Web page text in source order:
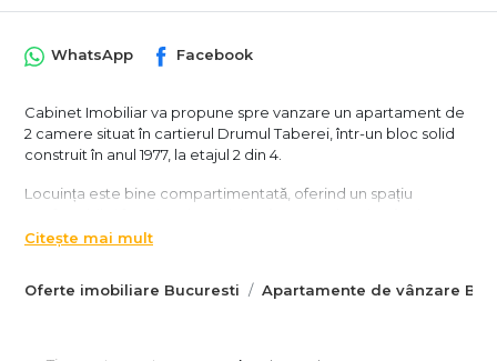
Oferte imobiliare Bucuresti Apartamente de vânzare
WhatsApp Facebook
Cabinet Imobiliar va propune spre vanzare un apartament de
2 camere situat în cartierul Drumul Taberei, într-un bloc solid
construit în anul 1977, la etajul 2 din 4.
Locuința este bine compartimentată, oferind un spațiu
investiție
Etaj 2 din 4
Zonă liniștită, cu mult spațiu verde
Citește mai mult